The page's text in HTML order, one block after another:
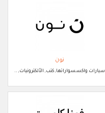
نون
سيارات واكسسواراتها, كتب, الألكترونيات, ..